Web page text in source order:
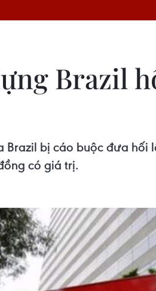
Brazil
bị cáo buộc đưa
có giá trị.